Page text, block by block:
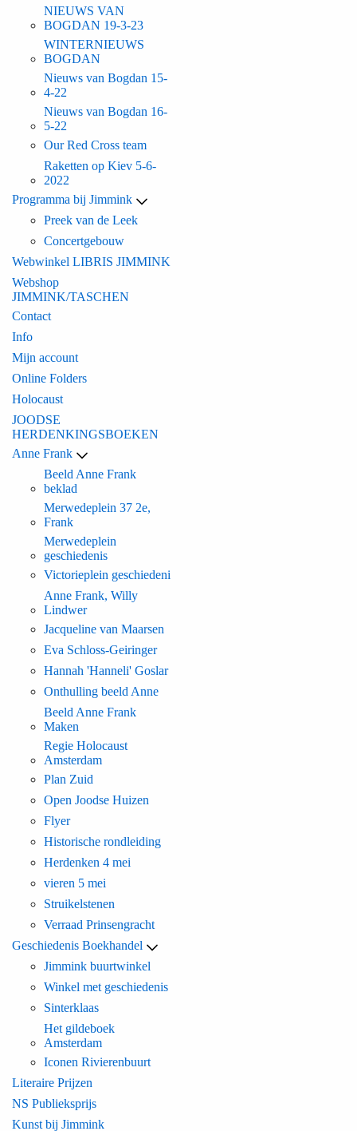
NIEUWS VAN
BOGDAN 19-3-23
WINTERNIEUWS
BOGDAN
Nieuws van Bogdan 15-
4-22
Nieuws van Bogdan 16-
5-22
Our Red Cross team
Raketten op Kiev 5-6-
2022
Programma bij Jimmink
Preek van de Leek
Concertgebouw
Webwinkel LIBRIS JIMMINK
Webshop
JIMMINK/TASCHEN
Contact
Info
Mijn account
Online Folders
Holocaust
JOODSE
HERDENKINGSBOEKEN
Anne Frank
Beeld Anne Frank
beklad
Merwedeplein 37 2e,
Frank
Merwedeplein
geschiedenis
Victorieplein geschiedeni
Anne Frank, Willy
Lindwer
Jacqueline van Maarsen
Eva Schloss-Geiringer
Hannah 'Hanneli' Goslar
Onthulling beeld Anne
Beeld Anne Frank
Maken
Regie Holocaust
Amsterdam
Plan Zuid
Open Joodse Huizen
Flyer
Historische rondleiding
Herdenken 4 mei
vieren 5 mei
Struikelstenen
Verraad Prinsengracht
Geschiedenis Boekhandel
Jimmink buurtwinkel
Winkel met geschiedenis
Sinterklaas
Het gildeboek
Amsterdam
Iconen Rivierenbuurt
Literaire Prijzen
NS Publieksprijs
Kunst bij Jimmink